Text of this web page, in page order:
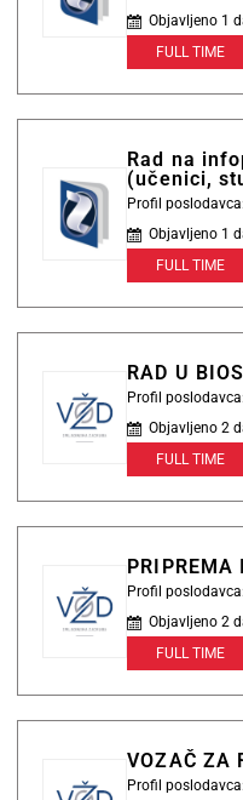
Objavljeno 1
FULL TIME
Rad na
(učenici,
Profil
Objavljeno 1
FULL TIME
RAD U
Profil
Objavljeno 2
FULL TIME
PRIPREMA
Profil
Objavljeno 2
FULL TIME
VOZAČ ZA
Profil